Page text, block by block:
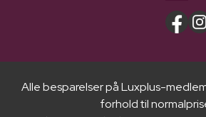
Alle besparelser på Luxplus-
forhold til